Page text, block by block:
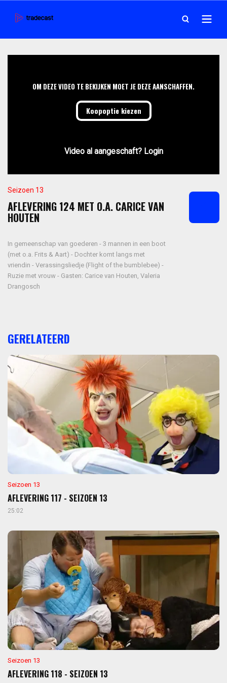
OM DEZE VIDEO TE BEKIJKEN MOET JE DEZE AANSCHAFFEN.
Koopoptie kiezen
Video al aangeschaft? Login
Seizoen 13
AFLEVERING 124 MET O.A. CARICE VAN
HOUTEN
In gemeenschap van goederen - 3 mannen in een boot
(met o.a. Frits & Aart) - Dochter komt langs met
vriendin - Verassingsliedje (Flight of the bumblebee) -
Ruzie met vrouw - Gasten: Carice van Houten, Valeria
Drangosch
GERELATEERD
Seizoen 13
AFLEVERING 117 - SEIZOEN 13
25:02
Seizoen 13
AFLEVERING 118 - SEIZOEN 13